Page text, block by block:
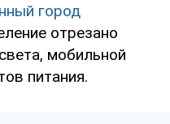
город
отрезано
мобильной
питания.